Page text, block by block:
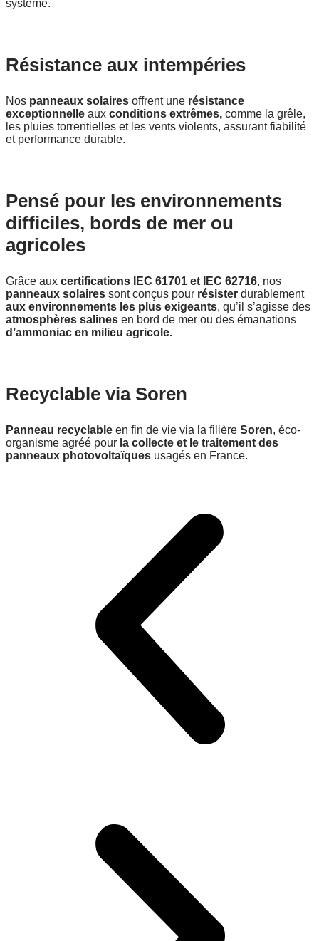
système.
Résistance aux intempéries
Nos panneaux solaires offrent une résistance
exceptionnelle aux conditions extrêmes, comme la grêle,
les pluies torrentielles et les vents violents, assurant fiabilité
et performance durable.
Pensé pour les environnements
difficiles, bords de mer ou
agricoles
Grâce aux certifications IEC 61701 et IEC 62716, nos
panneaux solaires sont conçus pour résister durablement
aux environnements les plus exigeants, qu’il s’agisse des
atmosphères salines en bord de mer ou des émanations
d’ammoniac en milieu agricole.
Recyclable via Soren
Panneau recyclable en fin de vie via la filière Soren, éco-
organisme agréé pour la collecte et le traitement des
panneaux photovoltaïques usagés en France.